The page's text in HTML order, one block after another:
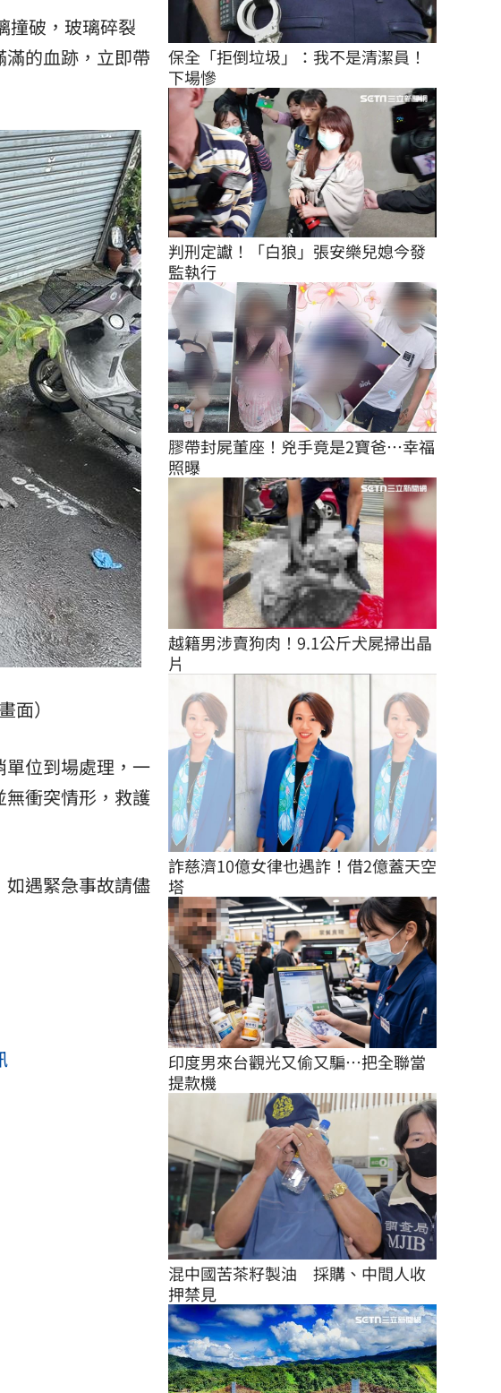
撞破，玻璃碎裂
的血跡，立即帶
）
位到場處理，一
衝突情形，救護
遇緊急事故請儘
保全「拒倒垃圾」：我不是清潔員！
下場慘
判刑定讞！「白狼」張安樂兒媳今發
監執行
膠帶封屍董座！兇手竟是2寶爸…幸福
照曝
越籍男涉賣狗肉！9.1公斤犬屍掃出晶
片
詐慈濟10億女律也遇詐！借2億蓋天空
塔
印度男來台觀光又偷又騙…把全聯當
提款機
混中國苦茶籽製油　採購、中間人收
押禁見